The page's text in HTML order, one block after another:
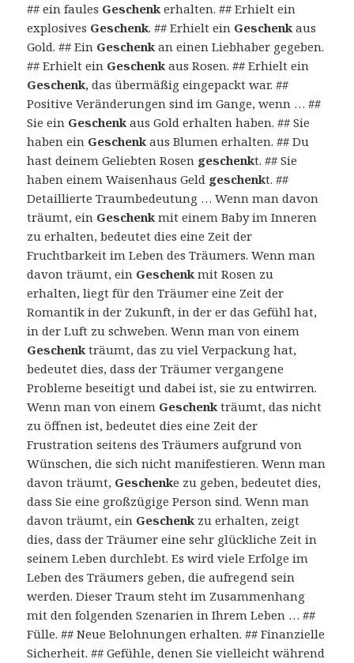
## ein faules Geschenkerhalten. ## Erhielt ein
explosives Geschenk. ## Erhielt ein Geschenkaus
Gold. ## Ein Geschenkan einen Liebhaber gegeben.
## Erhielt ein Geschenkaus Rosen. ## Erhielt ein
Geschenk, das übermäßig eingepackt war. ##
Positive Veränderungen sind im Gange, wenn … ##
Sie ein Geschenkaus Gold erhalten haben. ## Sie
haben ein Geschenkaus Blumen erhalten. ## Du
hast deinem Geliebten Rosen geschenkt. ## Sie
haben einem Waisenhaus Geld geschenkt. ##
Detaillierte Traumbedeutung … Wenn man davon
träumt, ein Geschenkmit einem Baby im Inneren
zu erhalten, bedeutet dies eine Zeit der
Fruchtbarkeit im Leben des Träumers. Wenn man
davon träumt, ein Geschenkmit Rosen zu
erhalten, liegt für den Träumer eine Zeit der
Romantik in der Zukunft, in der er das Gefühl hat,
in der Luft zu schweben. Wenn man von einem
Geschenkträumt, das zu viel Verpackung hat,
bedeutet dies, dass der Träumer vergangene
Probleme beseitigt und dabei ist, sie zu entwirren.
Wenn man von einem Geschenkträumt, das nicht
zu öffnen ist, bedeutet dies eine Zeit der
Frustration seitens des Träumers aufgrund von
Wünschen, die sich nicht manifestieren. Wenn man
davon träumt, Geschenke zu geben, bedeutet dies,
dass Sie eine großzügige Person sind. Wenn man
davon träumt, ein Geschenkzu erhalten, zeigt
dies, dass der Träumer eine sehr glückliche Zeit in
seinem Leben durchlebt. Es wird viele Erfolge im
Leben des Träumers geben, die aufregend sein
werden. Dieser Traum steht im Zusammenhang
mit den folgenden Szenarien in Ihrem Leben … ##
Fülle. ## Neue Belohnungen erhalten. ## Finanzielle
Sicherheit. ## Gefühle, denen Sie vielleicht während